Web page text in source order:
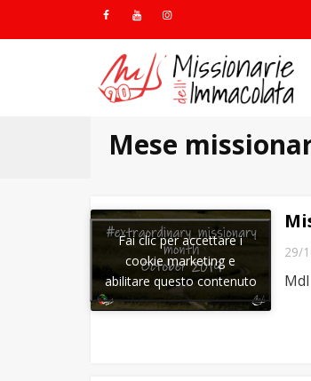
Mese
Fai clic per accettare i
cookie marketing e
abilitare questo contenuto
29/